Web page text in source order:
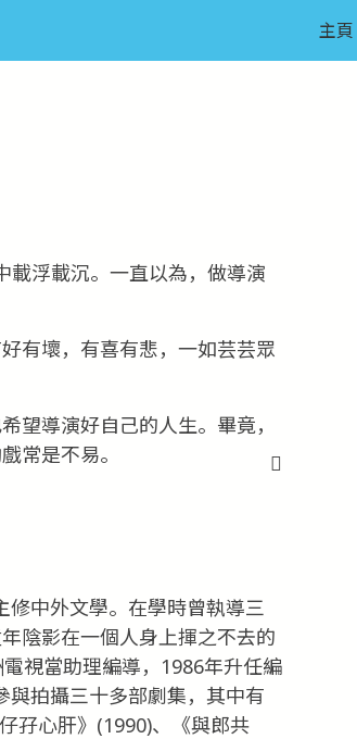
主頁
載浮載沉。一直以為，做導演
有壞，有喜有悲，一如芸芸眾
望導演好自己的人生。畢竟，
常是不易。
修中外文學。在學時曾執導三
陰影在一個人身上揮之不去的
視當助理編導，1986年升任編
拍攝三十多部劇集，其中有
孖心肝》(1990)、《與郎共